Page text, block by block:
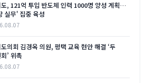
도, 121억 투입 반도체 인력 1000명 양성 계획…
실무' 집중 육성
의회 김경옥 의원, 평택 교육 현안 해결 ‘두
’ 위촉